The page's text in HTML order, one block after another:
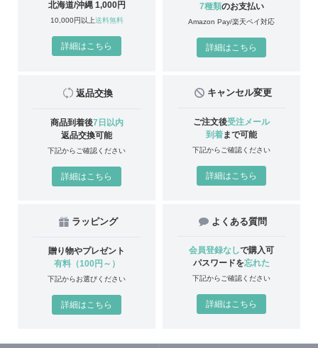
北海道/沖縄 1,000円
10,000円以上送料無料
詳細はこちら
7種類のお支払い
Amazon Pay/楽天ペイ対応
詳細はこちら
返品交換
商品到着後7日以内
返品交換可能
下記からご確認ください
詳細はこちら
キャンセル変更
ご注文後受注メール
到着まで可能
下記からご確認ください
詳細はこちら
ラッピング
贈り物やプレゼント
有料（100円～）
下記からお選びください
詳細はこちら
よくある質問
会員登録なしで購入可
パスワードを忘れた
下記からご確認ください
詳細はこちら